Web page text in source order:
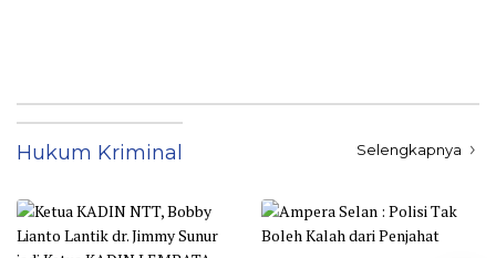
Hukum Kriminal Selengkapnya